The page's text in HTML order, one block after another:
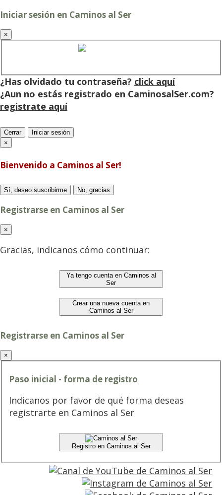
Iniciar sesión en Caminos al Ser
×
¿Has olvidado tu contraseña? click aquí
¿Aun no estás registrado en CaminosalSer.com?
registrate aquí
Cerrar
Iniciar sesión
×
Bienvenido a Caminos al Ser!
Sí, deseo suscribirme No, gracias
Registrarse en Caminos al Ser
×
Gracias, indicanos cómo continuar:
Ya tengo cuenta en Caminos al
Ser
Crear una nueva cuenta en
Caminos al Ser
Registrarse en Caminos al Ser
×
Paso inicial - forma de registro
Indicanos por favor de qué forma deseas
registrarte en Caminos al Ser
Registro en Caminos al Ser